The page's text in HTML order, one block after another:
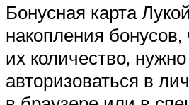
Бонусная карта
накопления бонусов,
их количество, нужно
авторизоваться в